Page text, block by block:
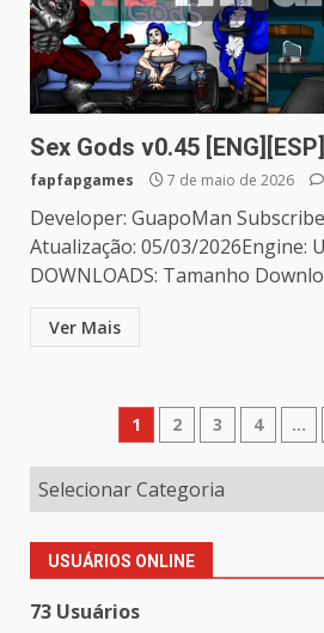
Sex Gods v0.45 [ENG][ESP]
fapfapgames 7 de maio de 2026
Developer: GuapoMan
Atualização: 05/03/2026Engine:
DOWNLOADS: Tamanho
Ver Mais
Paginação
de
posts
1 2 3 4 …
USUÁRIOS ONLINE
73 Usuários